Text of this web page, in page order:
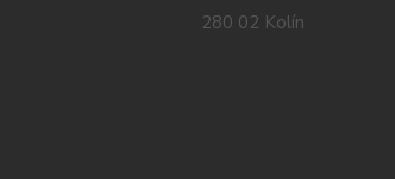
280 02 Kolín